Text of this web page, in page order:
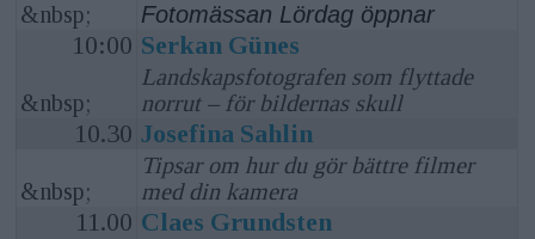
&nbsp; Fotomässan Lördag öppnar
10:00 Serkan Günes
&nbsp;
Landskapsfotografen som flyttade
norrut – för bildernas skull
10.30 Josefina Sahlin
&nbsp;
Tipsar om hur du gör bättre filmer
med din kamera
11.00 Claes Grundsten